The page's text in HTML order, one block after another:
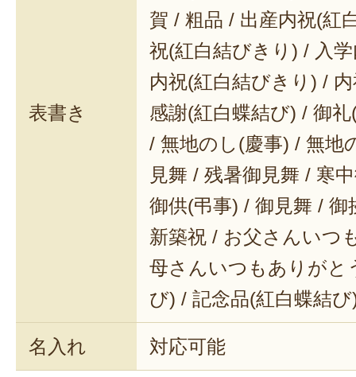
表書き
賀 / 粗品 / 出産内祝(紅
祝(紅白結びきり) / 入
内祝(紅白結びきり) /
感謝(紅白蝶結び) / 御
/ 無地のし(慶事) / 無地
見舞 / 残暑御見舞 / 寒
御供(弔事) / 御見舞 / 御
新築祝 / お父さんいつ
母さんいつもありがと
び) / 記念品(紅白蝶結び
名入れ 対応可能